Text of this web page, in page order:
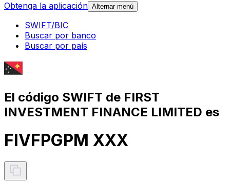
Obtenga la aplicación Alternar menú
SWIFT/BIC
Buscar por banco
Buscar por país
El código SWIFT de FIRST
INVESTMENT FINANCE LIMITED es
FIVFPGPM XXX